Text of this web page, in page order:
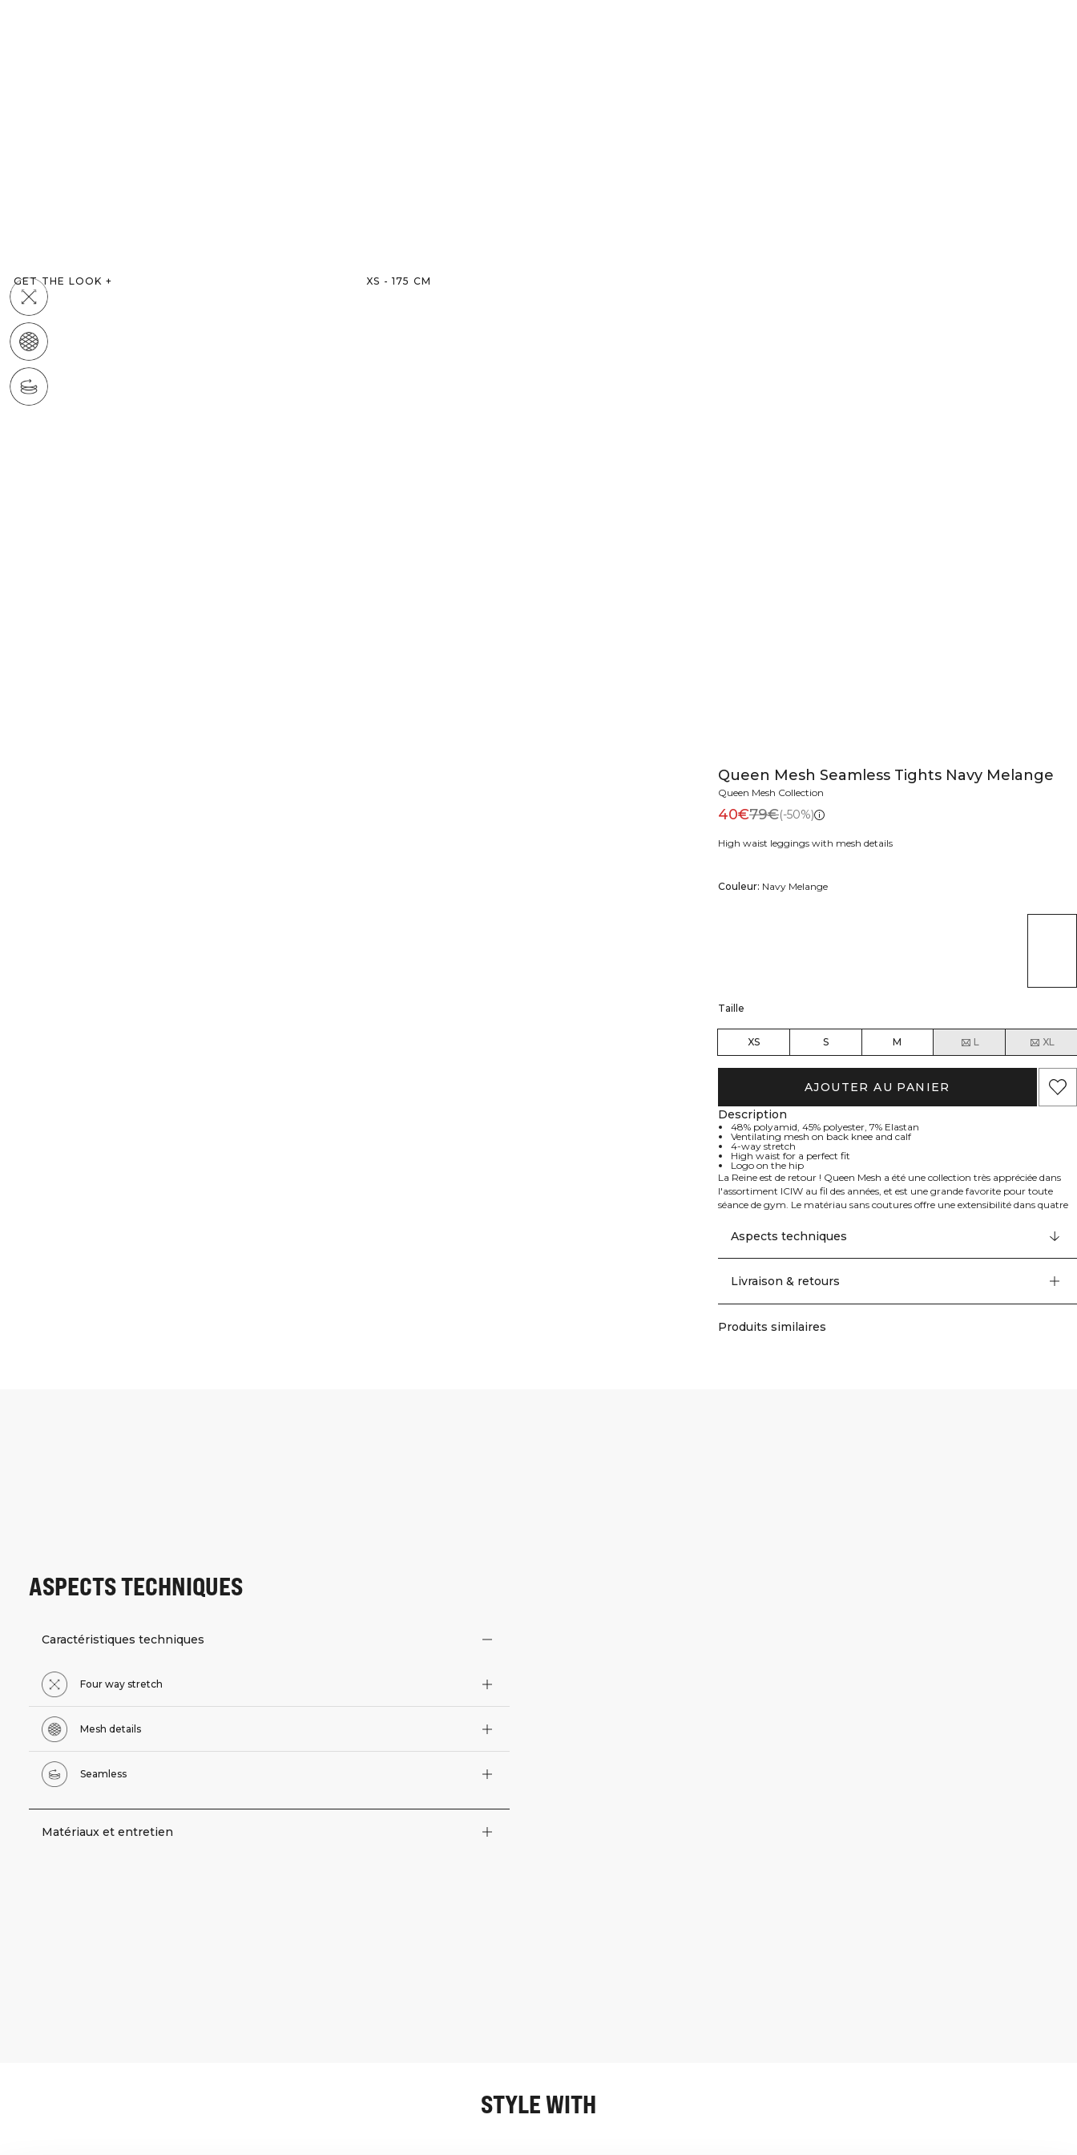
GET THE LOOK + XS - 175 CM
Queen Mesh Seamless Tights Navy Melange
Queen Mesh Collection
40€79€(-50%)
High waist leggings with mesh details
Couleur: Navy Melange
Taille
XS S M L XL
AJOUTER AU PANIER
Description
48% polyamid, 45% polyester, 7% Elastan
Ventilating mesh on back knee and calf
4-way stretch
High waist for a perfect fit
Logo on the hip
La Reine est de retour ! Queen Mesh a été une collection très appréciée dans
l'assortiment ICIW au fil des années, et est une grande favorite pour toute
séance de gym. Le matériau sans coutures offre une extensibilité dans quatre
l'arrière vous feront paraître et vous sentir plus fraîche.
Leggings d'entraînement avec détails en mesh à l'arrière du genou et du
mollet. Taille haute pour un ajustement parfait. Mesh ventilant à l'arrière du
Taille haute. 48% polyamide, 45% polyester, 7% elastan.
Aspects techniques
Livraison & retours
Produits similaires
ASPECTS TECHNIQUES
Caractéristiques techniques
Four way stretch
Mesh details
Seamless
Matériaux et entretien
STYLE WITH